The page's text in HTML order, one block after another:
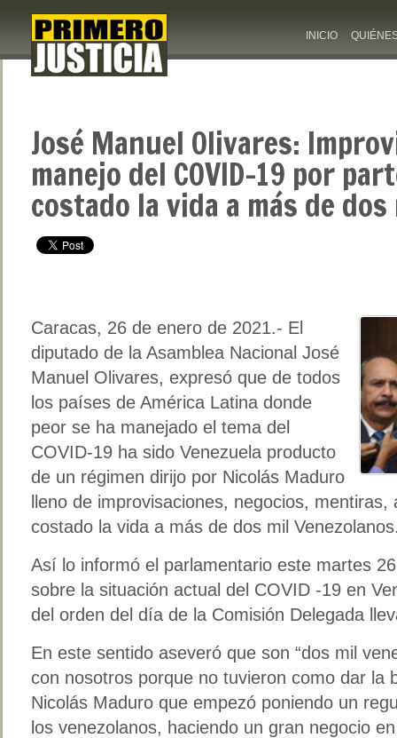
INICIO
José Manuel Olivares:
manejo del COVID-19 por
costado la vida a más de
Caracas, 26 de enero de 2021.- El
diputado de la Asamblea Nacional José
Manuel Olivares, expresó que de todos
los países de América Latina donde
peor se ha manejado el tema del
COVID-19 ha sido Venezuela producto
de un régimen dirijo por Nicolás Maduro
lleno de improvisaciones, negocios,
costado la vida a más de dos mil
Así lo informó el parlamentario este martes
sobre la situación actual del COVID -19 en
del orden del día de la Comisión Delegada
En este sentido aseveró que son “dos mil
con nosotros porque no tuvieron como dar la
Nicolás Maduro que empezó poniendo un
los venezolanos, haciendo un gran negocio